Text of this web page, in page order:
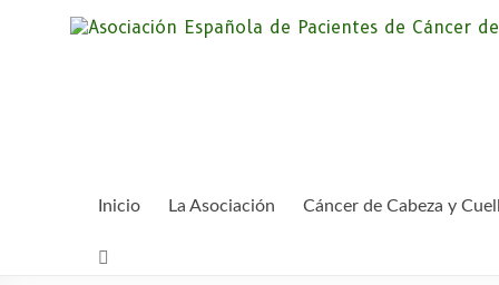
Inicio La Asociación Cáncer de Cabeza y